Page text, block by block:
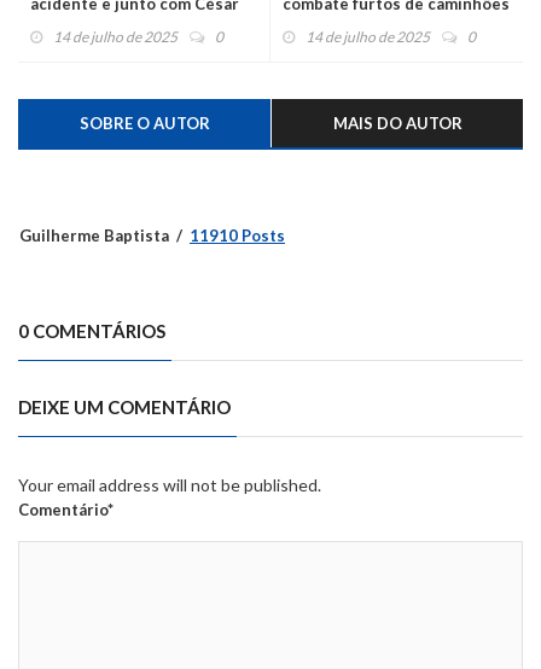
Menotti será uma das
14 de julho de 2025 0
munck e extorsões
14 de julho de 2025 0
SOBRE O AUTOR MAIS DO AUTOR
Guilherme Baptista 11910 Posts
0 COMENTÁRIOS
DEIXE UM COMENTÁRIO
Your email address will not be published.
Comentário*